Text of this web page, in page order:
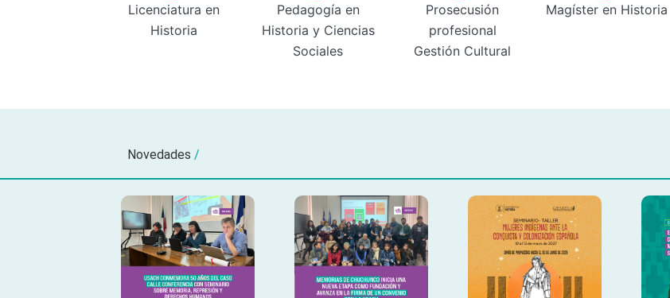
Licenciatura en
Historia
Pedagogía en
Historia y Ciencias
Sociales
Prosecusión
profesional
Gestión Cultural
Magíster en Historia
Novedades /